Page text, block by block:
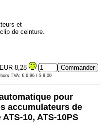
et
de ceinture.
EUR 8,28
hors TVA: € 6.96 / $ 8.00
pour
accumulateurs de
10, ATS-10PS